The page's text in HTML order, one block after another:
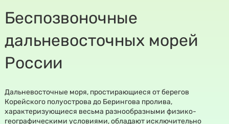
Беспозвоночные
дальневосточных морей
России
Дальневосточные моря, простирающиеся от берегов
Корейского полуострова до Берингова пролива,
характеризующиеся весьма разнообразными физико-
географическими условиями, обладают исключительно